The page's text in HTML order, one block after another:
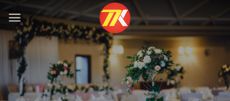
qua
nội
dung